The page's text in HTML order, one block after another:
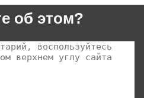
об этом?